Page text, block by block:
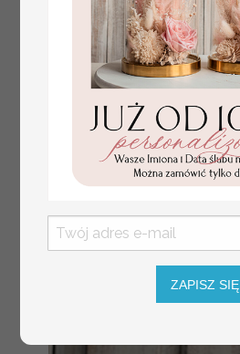
tłoczone winietki ślubne,
ślubne wizytówki winietki
lub srebrne napisy
tłoczone kwiaty na
winietkach ślubnych
ZAPISZ SIĘ